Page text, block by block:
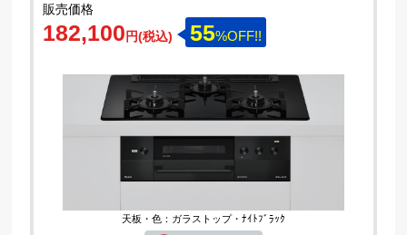
販売価格
182,100 円(税込) 55%OFF!!
天板・色：ガラストップ・ﾅｲﾄﾌﾞﾗｯｸ